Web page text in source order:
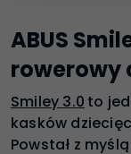
ABUS
rowerowy
Smiley 3.0 to
kasków
Powstał z